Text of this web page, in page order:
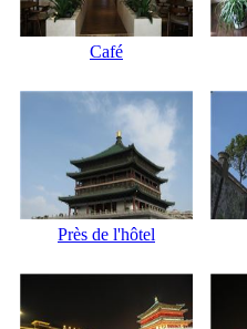
Café
Près de l'hôtel